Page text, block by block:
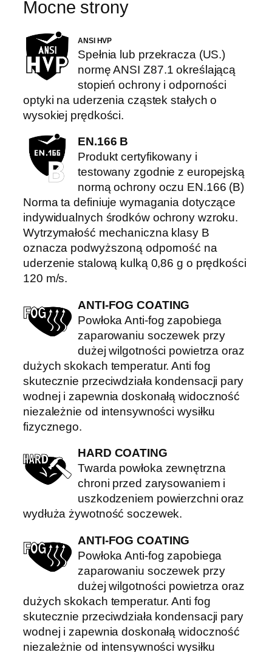
Mocne strony
ANSI HVP
Spełnia lub przekracza (US.)
normę ANSI Z87.1 określającą
stopień ochrony i odporności
optyki na uderzenia cząstek stałych o
wysokiej prędkości.
EN.166 B
Produkt certyfikowany i
testowany zgodnie z europejską
normą ochrony oczu EN.166 (B)
Norma ta definiuje wymagania dotyczące
indywidualnych środków ochrony wzroku.
Wytrzymałość mechaniczna klasy B
oznacza podwyższoną odporność na
uderzenie stalową kulką 0,86 g o prędkości
120 m/s.
ANTI-FOG COATING
Powłoka Anti-fog zapobiega
zaparowaniu soczewek przy
dużej wilgotności powietrza oraz
dużych skokach temperatur. Anti fog
skutecznie przeciwdziała kondensacji pary
wodnej i zapewnia doskonałą widoczność
niezależnie od intensywności wysiłku
fizycznego.
HARD COATING
Twarda powłoka zewnętrzna
chroni przed zarysowaniem i
uszkodzeniem powierzchni oraz
wydłuża żywotność soczewek.
ANTI-FOG COATING
Powłoka Anti-fog zapobiega
zaparowaniu soczewek przy
dużej wilgotności powietrza oraz
dużych skokach temperatur. Anti fog
skutecznie przeciwdziała kondensacji pary
wodnej i zapewnia doskonałą widoczność
niezależnie od intensywności wysiłku